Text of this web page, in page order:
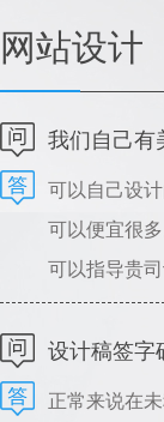
网站设计
我们自己有
可以自己设
可以便宜很
可以指导贵
可以指导设
设计稿签字
正常来说在